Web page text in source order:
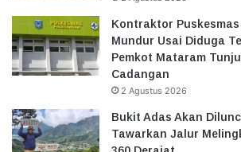
Kontraktor
Mundur Usai Diduga
Pemkot Mataram
Cadangan
2 Agustus 2026
Bukit Adas Akan
Tawarkan Jalur